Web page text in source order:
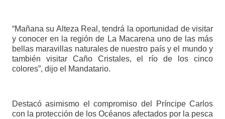
“Mañana su Alteza Real, tendrá la oportunidad de visitar
y conocer en la región de La Macarena uno de las más
bellas maravillas naturales de nuestro país y el mundo y
también visitar Caño Cristales, el río de los cinco
colores”, dijo el Mandatario.
Destacó asimismo el compromiso del Príncipe Carlos
con la protección de los Océanos afectados por la pesca